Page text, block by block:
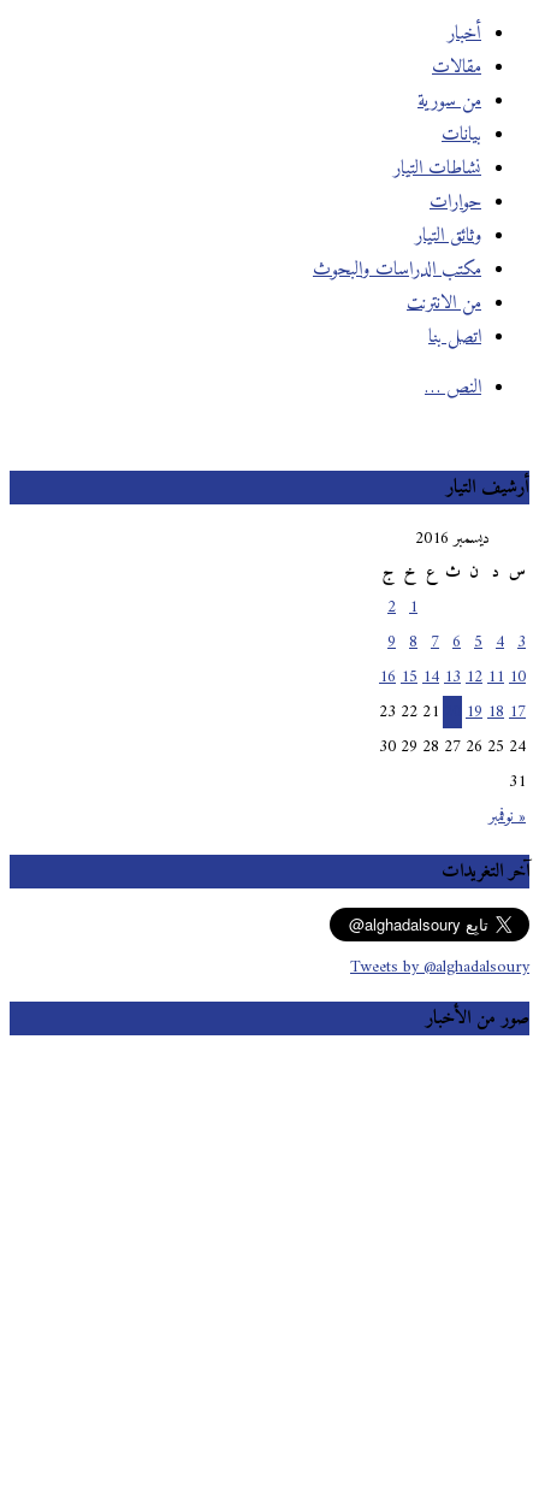
أخبار
مقالات
من سورية
بيانات
نشاطات التيار
حوارات
وثائق التيار
مكتب الدراسات والبحوث
من الانترنت
اتصل بنا
النص …
أرشيف التيار
ديسمبر 2016
س
ث خ ج
« نوفمبر
10
11
12
13
14
15
16
17
18
19
20
21
22
23
24
25
26
27
28
29
30
31
آخر التغريدات
Tweets by @alghadalsoury
صور من الأخبار